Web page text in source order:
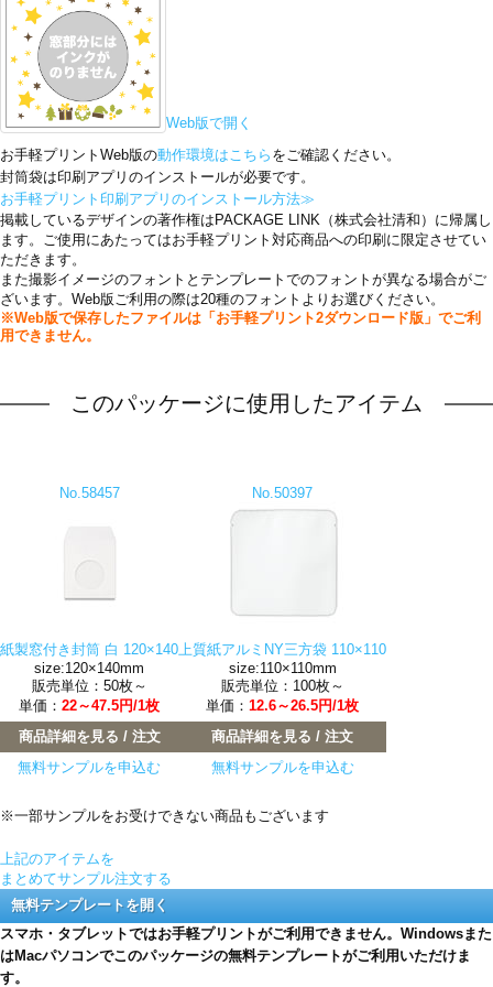
Web版で開く
お手軽プリントWeb版の動作環境はこちら をご確認ください。
封筒袋は印刷アプリのインストールが必要です。
お手軽プリント印刷アプリのインストール方法≫
掲載しているデザインの著作権はPACKAGE LINK（株式会社清和）に帰属し
ます。ご使用にあたってはお手軽プリント対応商品への印刷に限定させてい
ただきます。
また撮影イメージのフォントとテンプレートでのフォントが異なる場合がご
ざいます。Web版ご利用の際は20種のフォントよりお選びください。
※Web版で保存したファイルは「お手軽プリント2ダウンロード版」でご利
用できません。
このパッケージに使用したアイテム
No.58457
紙製窓付き封筒 白 120×140
size:120×140mm
販売単位：50枚～
単価： 22～47.5円/1枚
商品詳細を見る / 注文
無料サンプルを申込む
No.50397
上質紙アルミNY三方袋 110×110
size:110×110mm
販売単位：100枚～
単価： 12.6～26.5円/1枚
商品詳細を見る / 注文
無料サンプルを申込む
※一部サンプルをお受けできない商品もございます
上記のアイテムを
まとめてサンプル注文する
無料テンプレートを開く
スマホ・タブレットではお手軽プリントがご利用できません。Windowsまた
はMacパソコンでこのパッケージの無料テンプレートがご利用いただけま
す。